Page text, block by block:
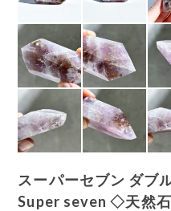
スーパーセブン ダブ
Super seven ◇天然